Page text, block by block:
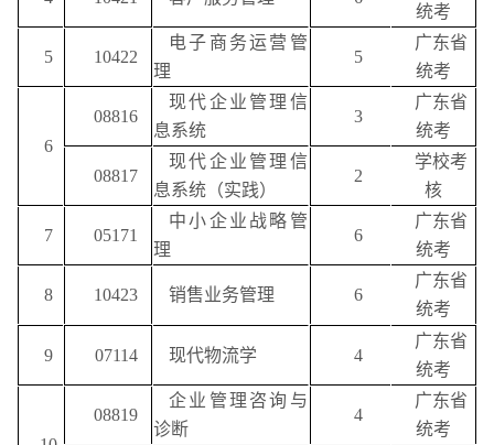
统考
5 10422
电子商务运营管
理
5
广东省
统考
6
08816
现代企业管理信
息系统
3
广东省
统考
08817
现代企业管理信
息系统（实践）
2
学校考
核
7 05171
中小企业战略管
理
6
广东省
统考
8 10423 销售业务管理 6
广东省
统考
9 07114 现代物流学 4
广东省
统考
08819
企业管理咨询与
诊断
4
广东省
统考